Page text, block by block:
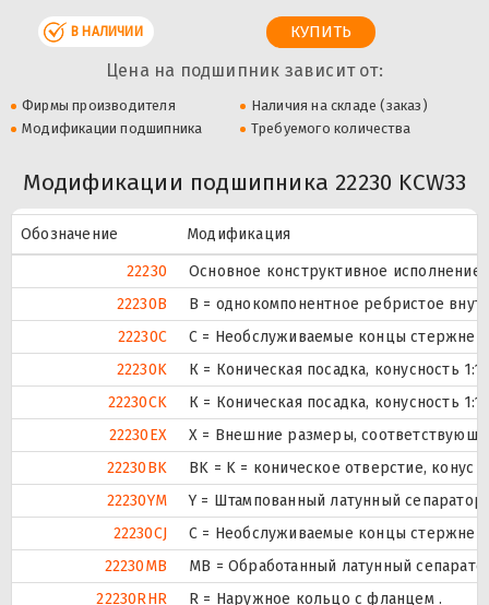
В НАЛИЧИИ
Цена на подшипник зависит от:
Фирмы производителя
Наличия на складе (заказ)
Модификации подшипника
Требуемого количества
Модификации подшипника 22230 KCW33
Обозначение
Модификация
22230
Основное конструктивное исполнение.
22230B
B = однокомпонентное ребристое
22230C
С = Необслуживаемые концы стержней,
22230K
К = Коническая посадка, конусность
22230CK
К = Коническая посадка, конусность
22230EX
X = Внешние размеры,
22230BK
BK = K = коническое отверстие,
22230YM
Y = Штампованный латунный
22230CJ
С = Необслуживаемые концы стержней,
22230MB
MB = Обработанный латунный
22230RHR
R = Наружное кольцо с фланцем .